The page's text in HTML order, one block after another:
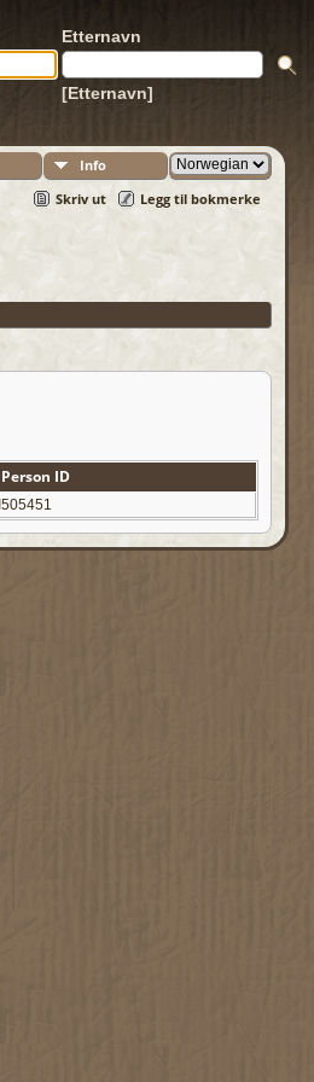
Etternavn
[Etternavn]
Info
Skriv ut
Legg til bokmerke
Person ID
I505451